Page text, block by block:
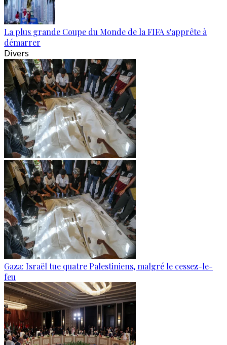
La plus grande Coupe du Monde de la FIFA s'apprête à
démarrer
Divers
Gaza: Israël tue quatre Palestiniens, malgré le cessez-le-
feu